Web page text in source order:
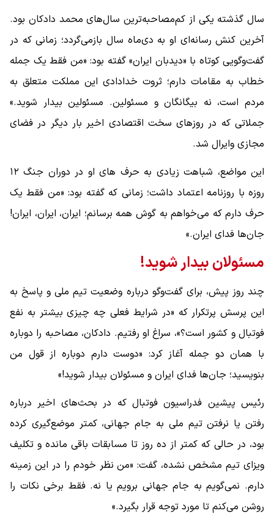
سال گذشته یکی از کم‌مصاحبه‌ترین سال‌های محمد دادکان بود.
آخرین کنش رسانه‌ای او به دی‌ماه سال بازمی‌گردد؛ زمانی که در
گفت‌وگویی کوتاه با «دیدبان ایران» گفته بود: «من فقط یک جمله
خطاب به مقامات دارم؛ ثروت خدادادی این مملکت متعلق به
مردم است، نه بیگانگان و مسئولین. مسئولین بیدار شوید.»
جملاتی که در روزهای سخت اقتصادی اخیر بار دیگر در فضای
مجازی وایرال شد.
این مواضع، شباهت زیادی به حرف های او در دوران جنگ ۱۲
روزه با روزنامه اعتماد داشت؛ زمانی که گفته بود: «من فقط یک
حرف دارم که می‌خواهم به گوش همه برسانم؛ ایران، ایران، ایران!
جان‌ها فدای ایران.»
مسئولان بیدار شوید!
چند روز پیش، برای گفت‌وگو درباره وضعیت تیم ملی و پاسخ به
این پرسش پرتکرار که «در شرایط فعلی چه چیزی بیشتر به نفع
فوتبال و کشور است؟»، سراغ او رفتیم. دادکان، مصاحبه را دوباره
با همان دو جمله آغاز کرد: «دوست دارم دوباره از قول من
بنویسید؛ جان‌ها فدای ایران و مسئولان بیدار شوید!»
رئیس پیشین فدراسیون فوتبال که در بحث‌های اخیر درباره
رفتن یا نرفتن تیم ملی به جام جهانی، کمتر موضع‌گیری کرده
بود، در حالی که کمتر از ده روز تا مسابقات باقی مانده و تکلیف
ویزای تیم مشخص نشده، گفت: «من نظر خودم را در این زمینه
دارم. نمی‌گویم به جام جهانی برویم یا نه. فقط برخی نکات را
روشن می‌کنم تا مورد توجه قرار بگیرد.»